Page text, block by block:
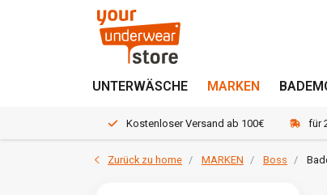
UNTERWÄSCHE MARKEN
Kostenloser Versand ab 100€ für
Zurück zu home MARKEN Boss